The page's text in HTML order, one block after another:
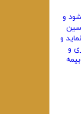
و
و
و